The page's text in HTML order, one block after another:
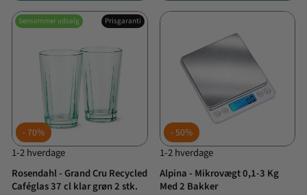
Sensommer udsalg Prisgaranti
70%
1-2 hverdage
Rosendahl - Grand Cru Recycled
Caféglas 37 cl klar grøn 2 stk.
50%
1-2 hverdage
Alpina - Mikrovægt 0,1-3 Kg
Med 2 Bakker